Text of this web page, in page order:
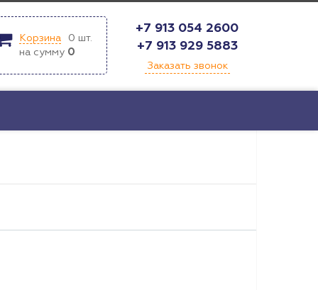
Корзина 0 шт.
на сумму 0
+7 913 054 2600
+7 913 929 5883
Заказать звонок